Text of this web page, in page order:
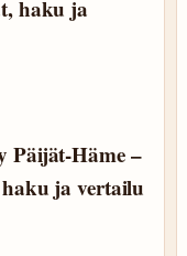
Päijät-Häme –
ja vertailu